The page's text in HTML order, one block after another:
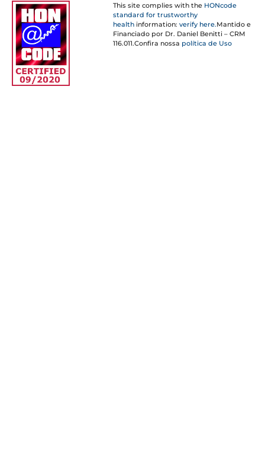
This site complies with the HONcode
standard for trustworthy
health information:verify here.Mantido e
Financiado por Dr. Daniel Benitti – CRM
116.011.Confira nossa política de Uso